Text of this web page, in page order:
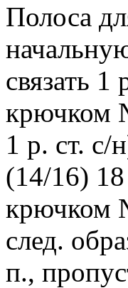
Полоса
связать
крючком
1 р. ст.
(14/16)
крючком
след.
п.,